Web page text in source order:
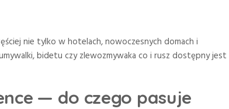
nie tylko w hotelach, nowoczesnych domach i
bidetu czy zlewozmywaka co i rusz dostępny jest
— do czego pasuje